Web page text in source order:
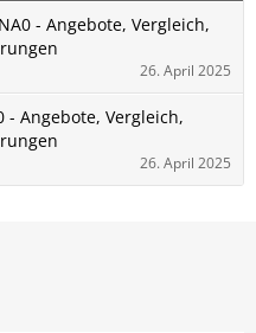
- Angebote, Vergleich,
26. April 2025
- Angebote, Vergleich,
26. April 2025